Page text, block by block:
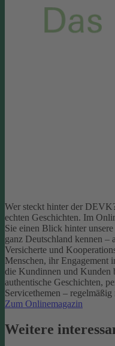
Wer steckt hinter der
echten Geschichten. Im
Sie einen Blick hinter
ganz Deutschland kennen –
Versicherte und
Menschen, ihr Engagement
die Kundinnen und Kunden
authentische Geschichten,
Servicethemen –
Zum Onlinemagazin
Weitere